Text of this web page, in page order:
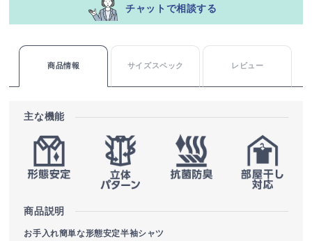
チャットで相談する
商品情報 サイズスペック レビュー
主な機能
商品説明
お手入れ簡単な形態安定半袖シャツ